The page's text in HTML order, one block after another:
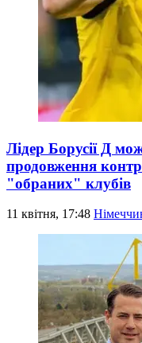
Лідер Борусії Д
продовження
"обраних" клубів
11 квітня, 17:48